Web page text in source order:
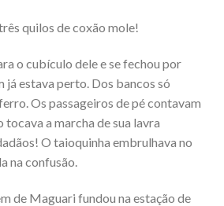
quilos de coxão mole!
o cubículo dele e se fechou por
já estava perto. Dos bancos só
Os passageiros de pé contavam
tocava a marcha de sua lavra
O taioquinha embrulhava no
na confusão.
de Maguari fundou na estação de